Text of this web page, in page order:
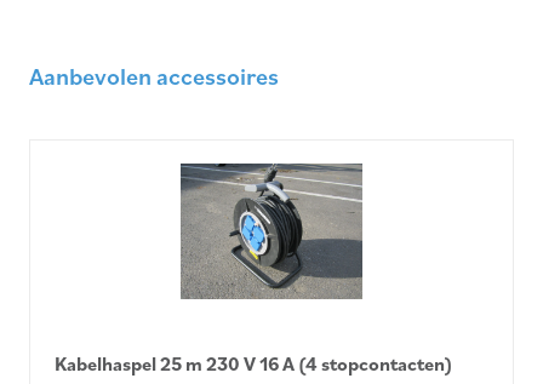
Aanbevolen accessoires
Kabelhaspel 25 m 230 V 16 A (4 stopcontacten)